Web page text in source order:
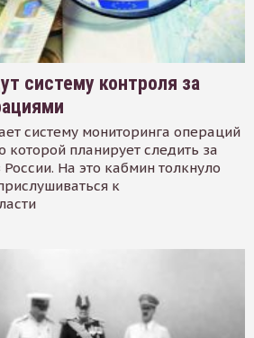
систему контроля за
систему мониторинга операций
планирует следить за
На это кабмин толкнуло
к